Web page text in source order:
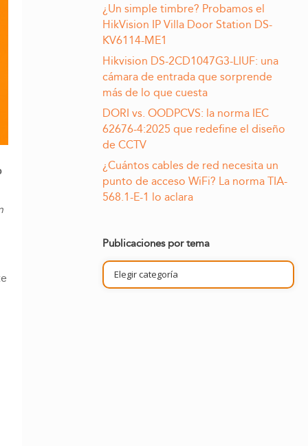
¿Un simple timbre? Probamos el
HikVision IP Villa Door Station DS-
KV6114-ME1
Hikvision DS-2CD1047G3-LIUF: una
cámara de entrada que sorprende
más de lo que cuesta
DORI vs. OODPCVS: la norma IEC
62676-4:2025 que redefine el diseño
de CCTV
¿Cuántos cables de red necesita un
punto de acceso WiFi? La norma TIA-
568.1-E-1 lo aclara
Publicaciones por tema
Publicaciones
por
tema